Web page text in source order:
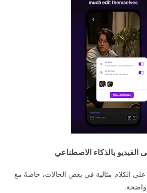
الفيديو بالذكاء الاصطناعي
الكلام مثالية في بعض الحالات، خاصةً مع
واضحة.